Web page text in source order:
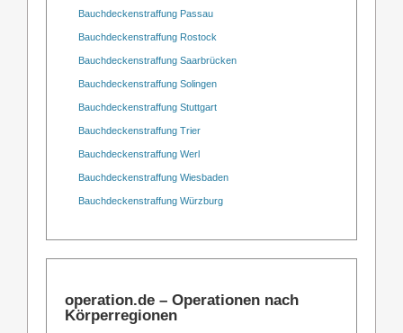
Bauchdeckenstraffung Passau
Bauchdeckenstraffung Rostock
Bauchdeckenstraffung Saarbrücken
Bauchdeckenstraffung Solingen
Bauchdeckenstraffung Stuttgart
Bauchdeckenstraffung Trier
Bauchdeckenstraffung Werl
Bauchdeckenstraffung Wiesbaden
Bauchdeckenstraffung Würzburg
operation.de – Operationen nach
Körperregionen